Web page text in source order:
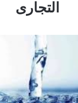
التجارى